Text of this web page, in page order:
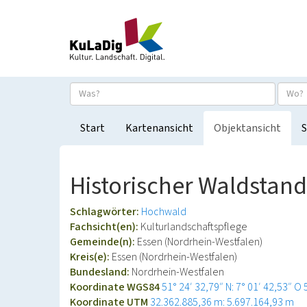
Start Kartenansicht Objektansicht
Historischer
Schlagwörter: Hochwald
Fachsicht(en): Kulturlandschaftspflege
Gemeinde(n): Essen (Nordrhein-Westfalen)
Kreis(e): Essen (Nordrhein-Westfalen)
Bundesland: Nordrhein-Westfalen
Koordinate WGS8451° 24′ 32,79″ N: 7° 01′ 42,53″ O
Koordinate UTM 32.362.885,36 m: 5.697.164,93 m